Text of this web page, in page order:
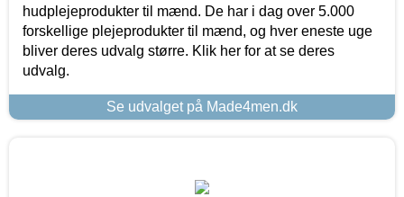
hudplejeprodukter til mænd. De har i dag over 5.000
forskellige plejeprodukter til mænd, og hver eneste uge
bliver deres udvalg større. Klik her for at se deres
udvalg.
Se udvalget på Made4men.dk